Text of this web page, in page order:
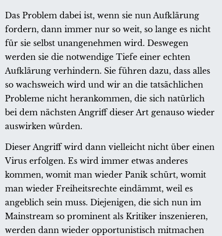
Das Problem dabei ist, wenn sie nun Aufklärung
fordern, dann immer nur so weit, so lange es nicht
für sie selbst unangenehmen wird. Deswegen
werden sie die notwendige Tiefe einer echten
Aufklärung verhindern. Sie führen dazu, dass alles
so wachsweich wird und wir an die tatsächlichen
Probleme nicht herankommen, die sich natürlich
bei dem nächsten Angriff dieser Art genauso wieder
auswirken würden.
Dieser Angriff wird dann vielleicht nicht über einen
Virus erfolgen. Es wird immer etwas anderes
kommen, womit man wieder Panik schürt, womit
man wieder Freiheitsrechte eindämmt, weil es
angeblich sein muss. Diejenigen, die sich nun im
Mainstream so prominent als Kritiker inszenieren,
werden dann wieder opportunistisch mitmachen